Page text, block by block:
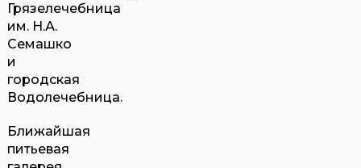
Грязелечебница
им. Н.А.
Семашко
и
городская
Водолечебница.
Ближайшая
питьевая